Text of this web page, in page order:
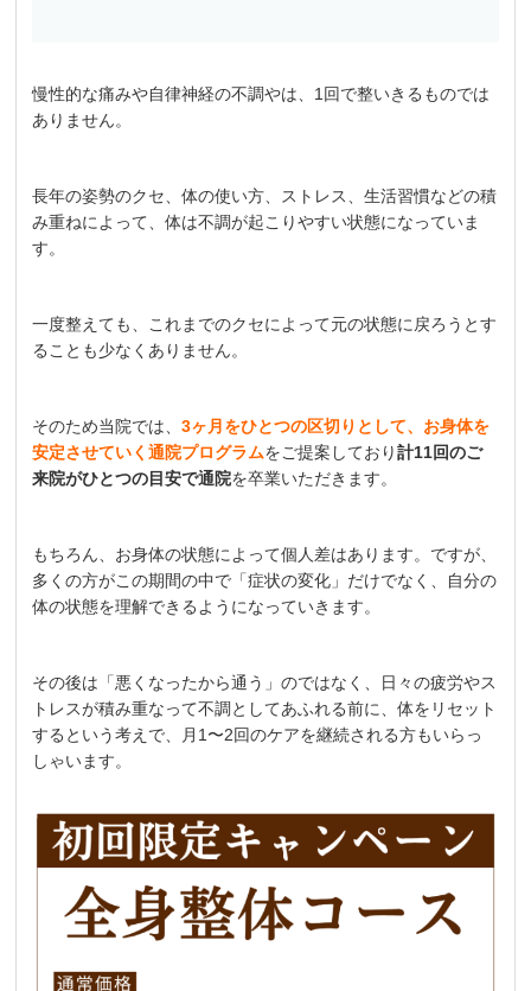
慢性的な痛みや自律神経の不調やは、1回で整いきるものでは
ありません。
長年の姿勢のクセ、体の使い方、ストレス、生活習慣などの積
み重ねによって、体は不調が起こりやすい状態になっていま
す。
一度整えても、これまでのクセによって元の状態に戻ろうとす
ることも少なくありません。
そのため当院では、3ヶ月をひとつの区切りとして、お身体を
安定させていく通院プログラムをご提案しており計11回のご
来院がひとつの目安で通院を卒業いただきます。
もちろん、お身体の状態によって個人差はあります。ですが、
多くの方がこの期間の中で「症状の変化」だけでなく、自分の
体の状態を理解できるようになっていきます。
その後は「悪くなったから通う」のではなく、日々の疲労やス
トレスが積み重なって不調としてあふれる前に、体をリセット
するという考えで、月1〜2回のケアを継続される方もいらっ
しゃいます。